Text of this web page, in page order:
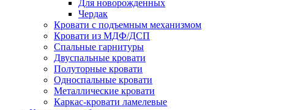
Для новорожденных
Чердак
Кровати с подъемным механизмом
Кровати из МДФ/ДСП
Спальные гарнитуры
Двуспальные кровати
Полуторные кровати
Односпальные кровати
Металлические кровати
Каркас-кровати ламелевые